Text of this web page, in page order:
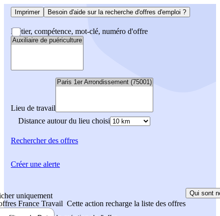
Imprimer Besoin d'aide sur la recherche d'offres d'emploi ?
Métier, compétence, mot-clé, numéro d'offre
Lieu de travail
Distance autour du lieu choisi
Rechercherdes offres
uniquement
France Travail Cette action recharge la liste des offres
Qui sont
Créer une alerte